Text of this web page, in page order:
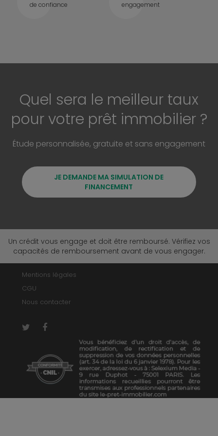
de confiance
engagement
Quel sera le meilleur taux
pour votre prêt immobilier ?
Étude personnalisée, gratuite et sans engagement
JE DEMANDE MA SIMULATION DE
FINANCEMENT
Un crédit vous engage et doit être remboursé. Vérifiez vos
capacités de remboursement avant de vous engager.
Mentions légales
CGU
Nous contacter